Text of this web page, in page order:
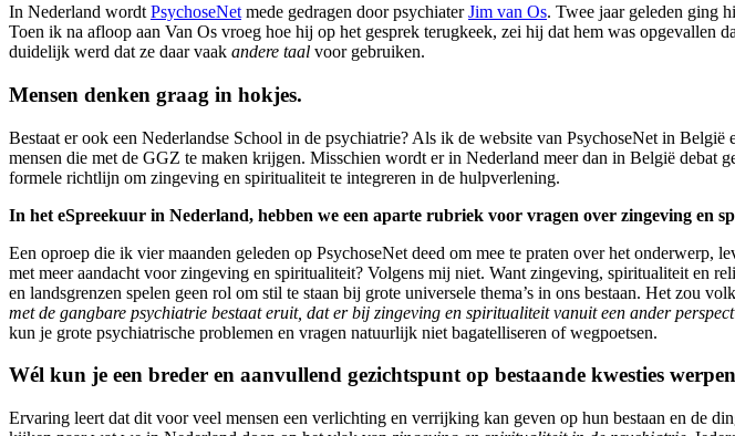
In Nederland wordt PsychoseNet mede gedragen door psychiaterJim van Os. Twee jaar geleden ging
Toen ik na afloop aan Van Os vroeg hoe hij op het gesprek terugkeek, zei hij dat hem was opgevallen
duidelijk werd dat ze daar vaak andere taal voor gebruiken.
Mensen denken graag in hokjes.
Bestaat er ook een Nederlandse School in de psychiatrie? Als ik de website van PsychoseNet in
mensen die met de GGZ te maken krijgen. Misschien wordt er in Nederland meer dan in België debat
formele richtlijn om zingeving en spiritualiteit te integreren in de hulpverlening.
In het eSpreekuur in Nederland, hebben we een aparte rubriek voor vragen over zingeving en
Een oproep die ik vier maanden geleden op PsychoseNet deed om mee te praten over het onderwerp,
met meer aandacht voor zingeving en spiritualiteit? Volgens mij niet. Want zingeving, spiritualiteit en
en landsgrenzen spelen geen rol om stil te staan bij grote universele thema’s in ons bestaan. Het zou
met de gangbare psychiatrie bestaat eruit, dat er bij zingeving en spiritualiteit vanuit een ander
kun je grote psychiatrische problemen en vragen natuurlijk niet bagatelliseren of wegpoetsen.
Wél kun je een breder en aanvullend gezichtspunt op bestaande kwesties
Ervaring leert dat dit voor veel mensen een verlichting en verrijking kan geven op hun bestaan en de